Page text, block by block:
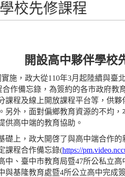
校先修課程
開設高中夥伴學校
施，政大從110年3月起陸續與臺
作備忘錄，為簽約的各市政府教
課程及線上開放課程平台等，供
另外，面對偏鄉教育資源的不均
供高中端的教育協助。
礎上，政大開啓了與高中端合作的
課程合作備忘錄(https://
中、臺中市教育局暨47所公私立
與基隆教育處暨4所公立高中完成